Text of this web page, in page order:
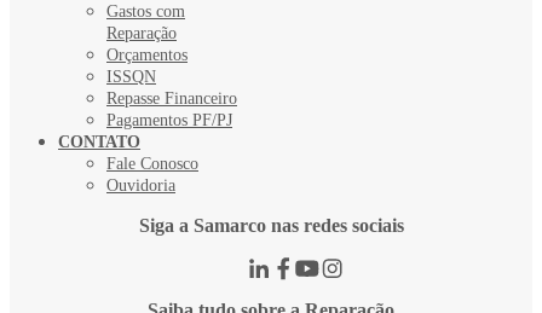
Gastos com
Reparação
Orçamentos
ISSQN
Repasse Financeiro
Pagamentos PF/PJ
CONTATO
Fale Conosco
Ouvidoria
Siga a Samarco nas redes sociais